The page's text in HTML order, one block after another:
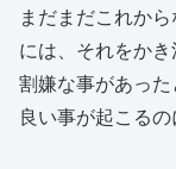
まだまだこれか
には、それをか
割嫌な事があっ
良い事が起こるの